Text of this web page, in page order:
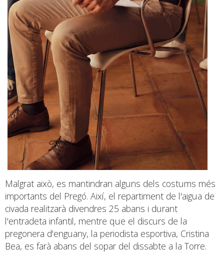
Malgrat això, es mantindran alguns dels costums més
importants del Pregó. Així, el repartiment de l'aigua de
civada realitzarà divendres 25 abans i durant
l'entradeta infantil, mentre que el discurs de la
pregonera d'enguany, la periodista esportiva, Cristina
Bea, es farà abans del sopar del dissabte a la Torre.